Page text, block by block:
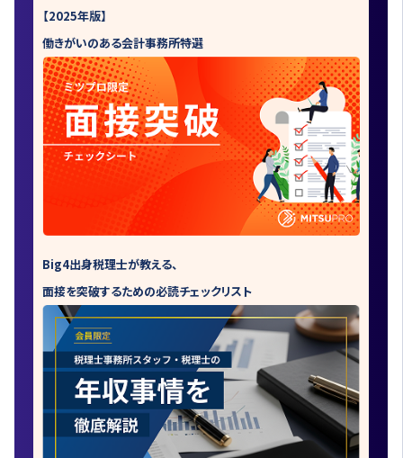
【2025年版】
働きがいのある会計事務所特選
Big4出身税理士が教える、
面接を突破するための必読チェックリスト